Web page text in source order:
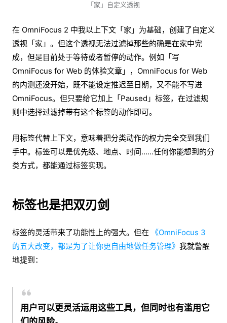
「家」自定义透视
在 OmniFocus 2 中我以上下文「家」为基础，创建了自定义
透视「家」。但这个透视无法过滤掉那些的确是在家中完
成，但是目前处于等待或者暂停的动作。例如「写
OmniFocus for Web 的体验文章」，OmniFocus for Web
的内测还没开始，既不能设定推迟至日期，又不能不写进
OmniFocus。但只要给它加上「Paused」标签，在过滤规
则中选择过滤掉带有这个标签的动作即可。
用标签代替上下文，意味着把分类动作的权力完全交到我们
手中。标签可以是优先级、地点、时间……任何你能想到的分
类方式，都能通过标签实现。
标签也是把双刃剑
标签的灵活带来了功能性上的强大。但在
《OmniFocus 3
的五大改变，都是为了让你更自由地做任务管理》 我就警醒
地提到：
用户可以更灵活运用这些工具，但同时也有滥用它